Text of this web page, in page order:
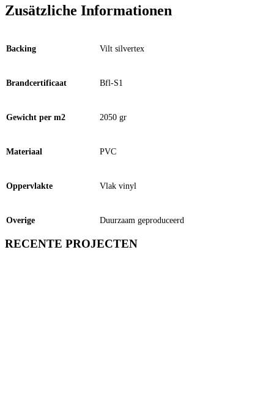
Zusätzliche Informationen
Backing Vilt silvertex
Brandcertificaat Bfl-S1
Gewicht per m2 2050 gr
Materiaal PVC
Oppervlakte Vlak vinyl
Overige Duurzaam geproduceerd
RECENTE PROJECTEN